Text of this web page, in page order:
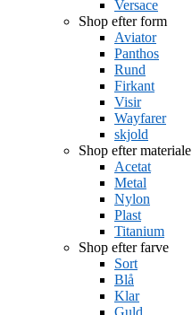
Versace
Shop efter form
Aviator
Panthos
Rund
Firkant
Visir
Wayfarer
skjold
Shop efter materiale
Acetat
Metal
Nylon
Plast
Titanium
Shop efter farve
Sort
Blå
Klar
Guld